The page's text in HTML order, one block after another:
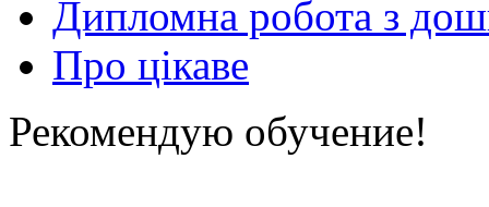
Дипломна робота з
Про цікаве
Рекомендую обучение!